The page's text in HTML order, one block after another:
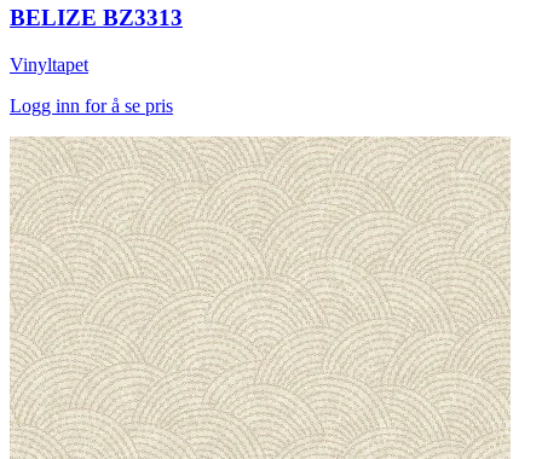
BELIZE BZ3313
Vinyltapet
Logg inn for å se pris